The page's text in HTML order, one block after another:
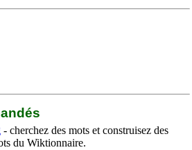
- cherchez des mots et construisez des
du Wiktionnaire.